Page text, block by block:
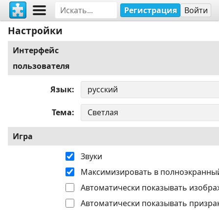
Регистрация Войти
Настройки
Интерфейс
пользователя
Язык
Тема
Игра
Звуки
Максимизировать в
Автоматически показывать
Автоматически показывать